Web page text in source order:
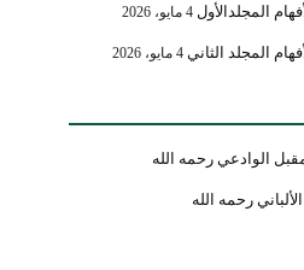
المجلدالأول 4 مايو، 2026
المجلد الثاني 4 مايو، 2026
الوادعي رحمه الله
رحمه الله